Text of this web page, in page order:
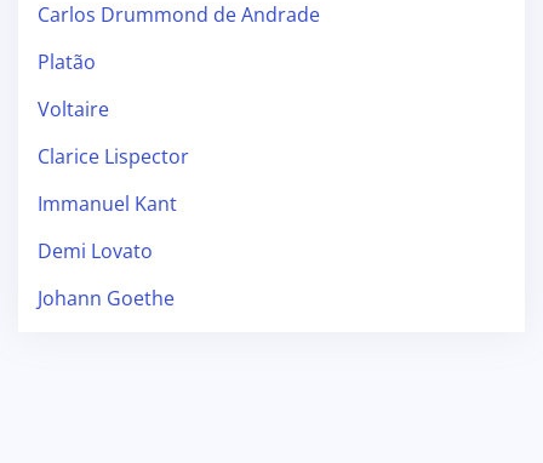
Carlos Drummond de Andrade
Platão
Voltaire
Clarice Lispector
Immanuel Kant
Demi Lovato
Johann Goethe